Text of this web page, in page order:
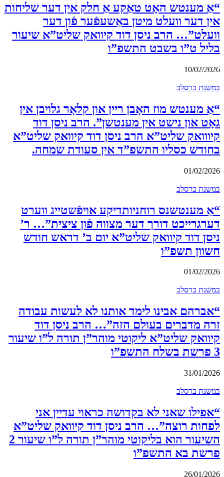
“אַ מענטש האָט טאַקע אַ חלק אין דער שליחות
אין דער וועלט מיטן באַשעפֿער פֿון דער
וועלט”… הרב ניסן דוד קיוואק שליט”א שיעור
בליל ט”ו בשבט התשפ”ו
10/02/2026
במשנת ברסלב
“אַ מענטש מוז האָבן ריין און קלאָר גלויבן אין
גאָט און נישט אין מענטשן”. הרב ניסן דוד
קיווואק שליט”א הרב ניסן דוד קיוואק שליט”א
בחודש כסליו התשפ”ד אין סעודת שמחה.
01/02/2026
במשנת ברסלב
“אַ מענטשנס רוחניותדיקע אויפֿשטייג ווערט
דערגרייכט דורך דער מצווה פֿון ציצית”… ר’
ניסן דוד קיוואק שליט”א יום ב’ דראש חודש
חשוון תשפ”ו
01/02/2026
במשנת ברסלב
“אברהם אבינו לימד אותנו לא לעשות עבודה
זרה מדברים בעולם הזה”… הרב ניסן דוד
קיוואק שליט”א ליקוטי מוהר”ן תורה ל”ו שיעור
3 פרשת בשלח התשפ”ו
31/01/2026
במשנת ברסלב
“אפילו שאני לא בקדושה כראוי עדיין אני
לפחות רוצה”… הרב ניסן דוד קיוואק שליט”א
השיעור הוא בליקוטי מוהר”ן תורה ל”ו שיעור 2
פרשת בא התשפ”ו
26/01/2026